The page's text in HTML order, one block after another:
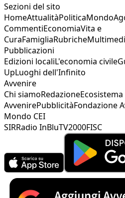
Sezioni del sito
HomeAttualitàPoliticaMondo
CommentiEconomiaVita e
CuraFamigliaRubriche
Pubblicazioni
Edizioni localiL'economia civile
UpLuoghi dell'Infinito
Avvenire
Chi siamoRedazioneEcosistema
AvvenirePubblicitàFondazione
Mondo CEI
SIRRadio InBluTV2000FISC